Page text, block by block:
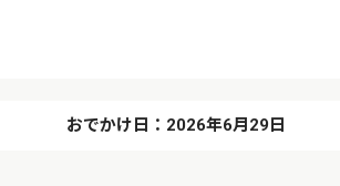
おでかけ日：2026年6月29日